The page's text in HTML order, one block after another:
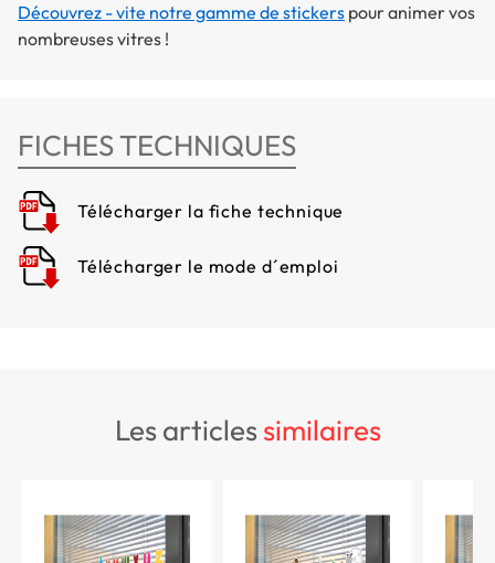
Découvrez - vite notre gamme de stickers pour animer vos
nombreuses vitres !
FICHES TECHNIQUES
Télécharger la fiche technique
Télécharger le mode d´emploi
les articlessimilaires